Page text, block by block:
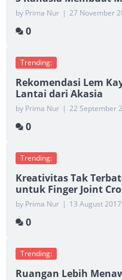
by Prima Nur | 27 November
0
Trending:
Rekomendasi Lem
Lantai dari Akasia
by Prima Nur | 22 September
0
Trending:
Kreativitas Tak
untuk Finger Joint
by Prima Nur | 13 August 2017
0
Trending:
Ruangan Lebih